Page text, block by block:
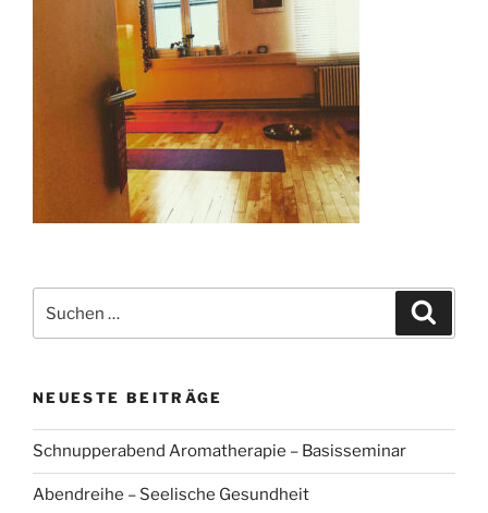
nach:
NEUESTE BEITRÄGE
Schnupperabend Aromatherapie – Basisseminar
Abendreihe – Seelische Gesundheit